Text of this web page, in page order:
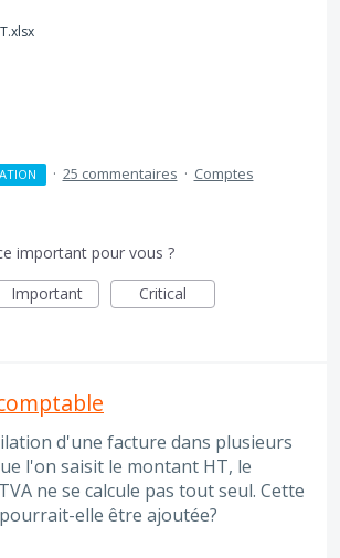
· 25 commentaires · Comptes
important pour vous ?
Important Critical
d'une facture dans plusieurs
l'on saisit le montant HT, le
ne se calcule pas tout seul. Cette
elle être ajoutée?